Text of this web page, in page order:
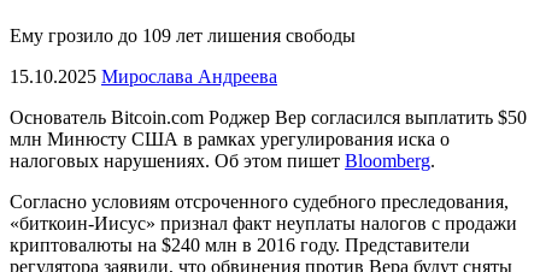
Ему грозило до 109 лет лишения свободы
15.10.2025 Мирослава Андреева
Основатель Bitcoin.com Роджер Вер согласился выплатить $50
млн Минюсту США в рамках урегулирования иска о
налоговых нарушениях. Об этом пишет Bloomberg.
Согласно условиям отсроченного судебного преследования,
«биткоин-Иисус» признал факт неуплаты налогов с продажи
криптовалюты на $240 млн в 2016 году. Представители
регулятора заявили, что обвинения против Вера будут сняты